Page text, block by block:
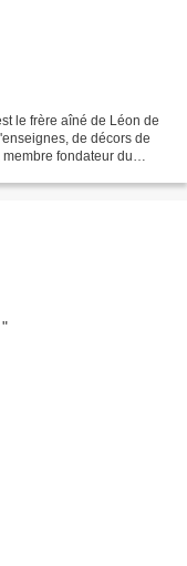
le frère aîné de Léon de
de décors de
fondateur du